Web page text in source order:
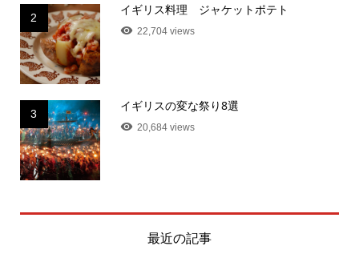
2
イギリス料理 ジャケットポテト
22,704 views
3
イギリスの変な祭り8選
20,684 views
最近の記事